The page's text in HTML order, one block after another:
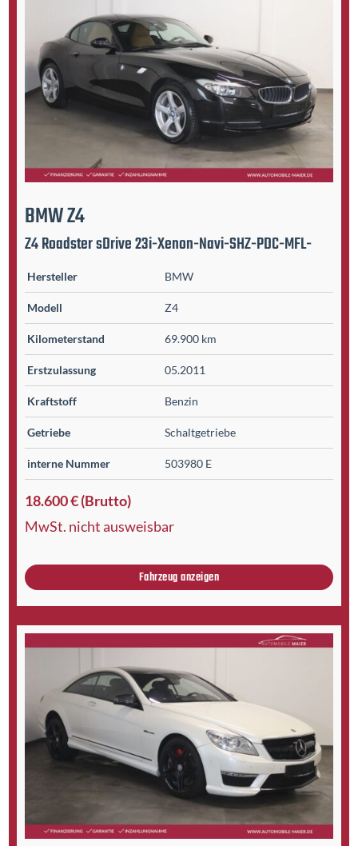
BMWZ4
Z4 Roadster sDrive 23i-Xenon-Navi-SHZ-PDC-MFL-
Hersteller BMW
Modell Z4
Kilometer­stand 69.900 km
Erst­zulassung 05.2011
Kraftstoff Benzin
Getriebe Schaltgetriebe
interne Nummer 503980 E
18.600 € (Brutto)
MwSt. nicht ausweisbar
Fahrzeug anzeigen